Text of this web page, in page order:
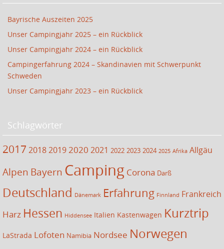
Bayrische Auszeiten 2025
Unser Campingjahr 2025 – ein Rückblick
Unser Campingjahr 2024 – ein Rückblick
Campingerfahrung 2024 – Skandinavien mit Schwerpunkt
Schweden
Unser Campingjahr 2023 – ein Rückblick
Schlagwörter
2017 201820192020 2021 2022 2023 2024 2025 Afrika Allgäu
Alpen Bayern Camping Corona Darß
Deutschland Dänemark Erfahrung Finnland Frankreich
Harz Hessen Hiddensee Italien Kastenwagen Kurztrip
LaStrada Lofoten Namibia Nordsee Norwegen